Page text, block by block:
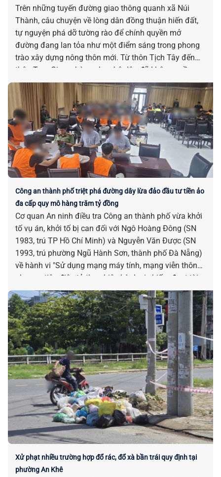
Trên những tuyến đường giao thông quanh xã Núi
Thành, câu chuyện về lòng dân đồng thuận hiến đất,
tự nguyện phá dỡ tường rào để chính quyền mở
đường đang lan tỏa như một điểm sáng trong phong
trào xây dựng nông thôn mới. Từ thôn Tịch Tây đến
thôn Tam Giang, hàng chục hộ dân đã không ngần
ngại “nhường” một phần đất đai, tài sản của gia đình
mình để đổi lấy những con đường rộng rãi, khang
trang cho quê hương.
Công an thành phố triệt phá đường dây lừa đảo đầu tư tiền ảo
đa cấp quy mô hàng trăm tỷ đồng
Cơ quan An ninh điều tra Công an thành phố vừa khởi
tố vụ án, khởi tố bị can đối với Ngô Hoàng Đông (SN
1983, trú TP Hồ Chí Minh) và Nguyễn Văn Được (SN
1993, trú phường Ngũ Hành Sơn, thành phố Đà Nẵng)
về hành vi "Sử dụng mạng máy tính, mạng viễn thông,
phương tiện điện tử thực hiện hành vi chiếm đoạt tài
sản"; đồng thời tiếp tục mở rộng điều tra đường dây
lừa đảo đầu tư tiền ảo theo mô hình đa cấp với số tiền
huy động lên đến hàng trăm tỷ đồng.
Xử phạt nhiều trường hợp đổ rác, đổ xà bần trái quy định tại
phường An Khê